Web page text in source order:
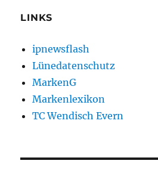
LINKS
ipnewsflash
Lünedatenschutz
MarkenG
Markenlexikon
TC Wendisch Evern